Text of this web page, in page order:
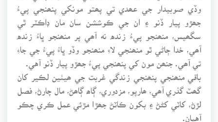
وڏي صوبيدار جي عھدي تي پھتو مونکي پنھنجي پيءُ
جھڙو پيار ڏنو ۽ ان جي ڪوششن سان مان ڊاڪٽر ٿي
سگھيس، منھنجو پيءُ زنده نه آھي پر منھنجو ڀاءُ زنده
آھي، خدا ڄاڻي ٿو منھنجي لاءِ منھنجو وڏو ڀاءُ پيءُ جي جاءِ
تي آھي. جنھن مون کي پنھنجي پيءُ جھڙو پيار ڏنو آهي.
باقي منھنجي پنھنجي زندگي غربت جي ھيٺين لڪير کان
گھٽ گذري آھي، ھارپو، مزدوري، ڳاھ ڳاھڻ، مال چارڻ، فصل
لڙڻ، کاٽي کڻڻ ۽ بکون ڪاٽڻ جھڙا مڙئي عمل ڪري چڪو
آهيان.